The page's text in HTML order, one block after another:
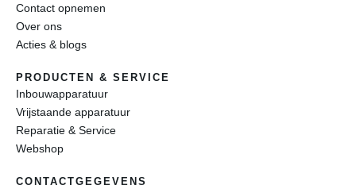
Contact opnemen
Over ons
Acties & blogs
PRODUCTEN & SERVICE
Inbouwapparatuur
Vrijstaande apparatuur
Reparatie & Service
Webshop
CONTACTGEGEVENS